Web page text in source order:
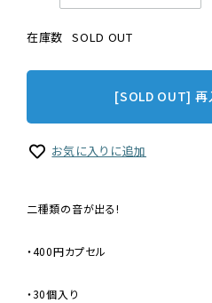
在庫数 SOLD OUT
[SOLD OUT] 再
お気に入りに追加
二種類の音が出る!
・400円カプセル
・30個入り